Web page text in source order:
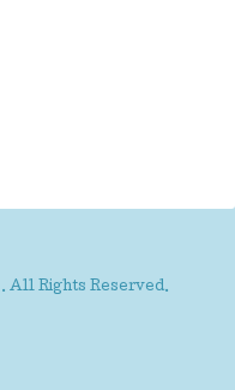
. All Rights Reserved.